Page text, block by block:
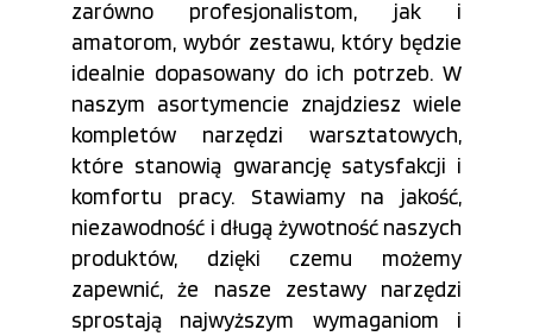
zarówno profesjonalistom, jak i
amatorom, wybór zestawu, który będzie
idealnie dopasowany do ich potrzeb. W
naszym asortymencie znajdziesz wiele
kompletów narzędzi warsztatowych,
które stanowią gwarancję satysfakcji i
komfortu pracy. Stawiamy na jakość,
niezawodność i długą żywotność naszych
produktów, dzięki czemu możemy
zapewnić, że nasze zestawy narzędzi
sprostają najwyższym wymaganiom i